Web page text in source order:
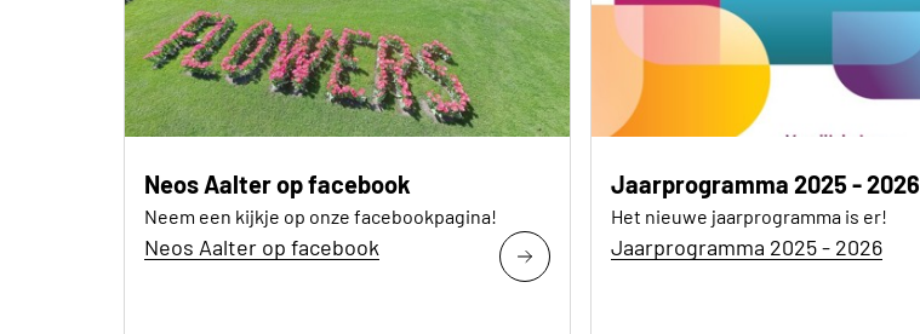
Neos Aalter op facebook
Neem een kijkje op onze facebookpagina!
Neos Aalter op facebook
Jaarprogramma 2025 - 2026
Het nieuwe jaarprogramma is er!
Jaarprogramma 2025 - 2026